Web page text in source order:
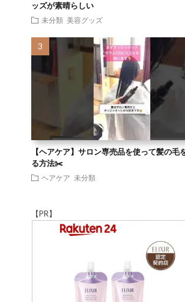
ッズが素晴らしい
未分類 美容グッズ
【ヘアケア】サロン専売品を使って髪の毛
る方法✂️
ヘアケア 未分類
【PR】